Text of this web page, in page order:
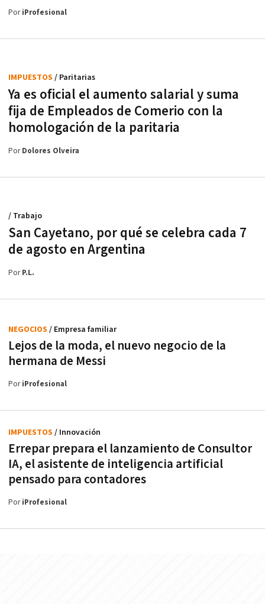
PoriProfesional
Ya es oficial el aumento salarial y suma
fija de Empleados de Comerio con la
homologación de la paritaria
IMPUESTOS / Paritarias
PorDolores Olveira
San Cayetano, por qué se celebra cada 7
de agosto en Argentina
/ Trabajo
PorP.L.
Lejos de la moda, el nuevo negocio de la
hermana de Messi
NEGOCIOS / Empresa familiar
PoriProfesional
Errepar prepara el lanzamiento de Consultor
IA, el asistente de inteligencia artificial
pensado para contadores
IMPUESTOS / Innovación
PoriProfesional